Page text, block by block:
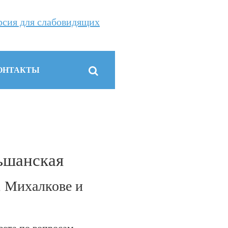
для слабовидящих
Михалкове и